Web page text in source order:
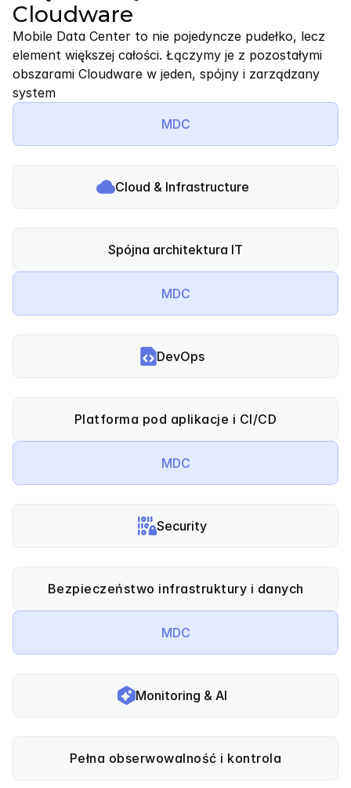
Cloudware
Mobile Data Center to nie pojedyncze pudełko, lecz
element większej całości. Łączymy je z pozostałymi
obszarami Cloudware w jeden, spójny i zarządzany
system
MDC
Cloud & Infrastructure
Spójna architektura IT
MDC
DevOps
Platforma pod aplikacje i CI/CD
MDC
Security
Bezpieczeństwo infrastruktury i danych
MDC
Monitoring & AI
Pełna obserwowalność i kontrola